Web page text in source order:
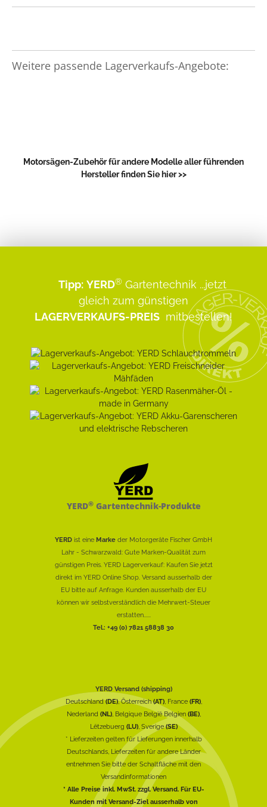
Weitere passende Lagerverkaufs-Angebote:
Motorsägen-Zubehör für andere Modelle aller führenden
Hersteller finden Sie hier >>
Tipp: YERD® Gartentechnik ...jetzt
gleich zum günstigen
LAGERVERKAUFS-PREIS mitbestellen!
YERD®Gartentechnik-Produkte
YERD ist eine Marke der Motorgeräte Fischer GmbH
Lahr - Schwarzwald: Gute Marken-Qualität zum
günstigen Preis. YERD Lagerverkauf: Kaufen Sie jetzt
direkt im YERD Online Shop. Versand ausserhalb der
EU bitte auf Anfrage. Kunden ausserhalb der EU
können wir selbstverständlich die Mehrwert-Steuer
erstatten......
Tel.: +49 (0) 7821 58838 30
YERD Versand (shipping)
Deutschland(DE), Österreich(AT), France (FR),
Nederland (NL), Belgique België Belgien (BE),
Lëtzebuerg (LU), Sverige(SE)
* Lieferzeiten gelten für Lieferungen innerhalb
Deutschlands, Lieferzeiten für andere Länder
entnehmen Sie bitte der Schaltfläche mit den
Versandinformationen
* Alle Preise inkl. MwSt. zzgl. Versand. Für EU-
Kunden mit Versand-Ziel ausserhalb von